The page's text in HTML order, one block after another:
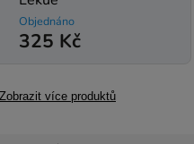
Objednáno
325 Kč
Zobrazit více produktů